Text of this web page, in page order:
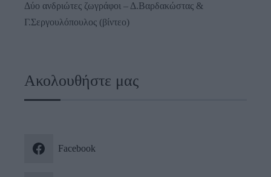
Δύο ανδριώτες ζωγράφοι – Δ.Βαρδακώστας &
Γ.Σεργουλόπουλος (βίντεο)
Ακολουθήστε μας
Facebook